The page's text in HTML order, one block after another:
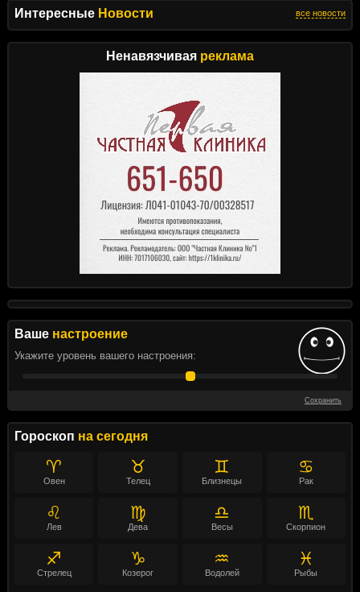
Интересные Новости все новости
Ненавязчивая реклама
Ваше настроение
Укажите уровень вашего настроения:
Сохранить
Гороскоп на сегодня
♈
Овен
♉
Телец
♊
Близнецы
♋
Рак
♌
Лев
♍
Дева
♎
Весы
♏
Скорпион
♐
Стрелец
♑
Козерог
♒
Водолей
♓
Рыбы